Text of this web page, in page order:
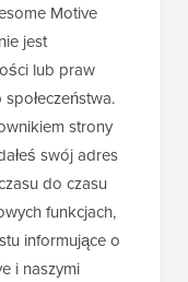
Motive
jest
lub praw
strony
swój adres
do czasu
funkcjach,
informujące o
i naszymi